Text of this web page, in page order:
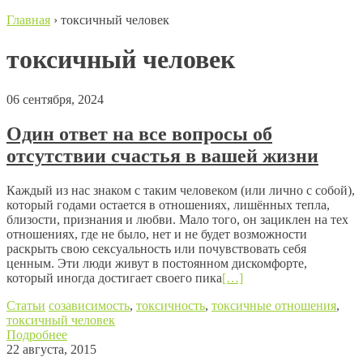
Главная › токсичный человек
токсичный человек
06 сентября, 2024
Один ответ на все вопросы об
отсутствии счастья в вашей жизни
Каждый из нас знаком с таким человеком (или лично с собой),
который годами остается в отношениях, лишённых тепла,
близости, признания и любви. Мало того, он зациклен на тех
отношениях, где не было, нет и не будет возможности
раскрыть свою сексуальность или почувствовать себя
ценным. Эти люди живут в постоянном дискомфорте,
который иногда достигает своего пика[…]
Статьи созависимость, токсичность, токсичные отношения,
токсичный человек
Подробнее
22 августа, 2015